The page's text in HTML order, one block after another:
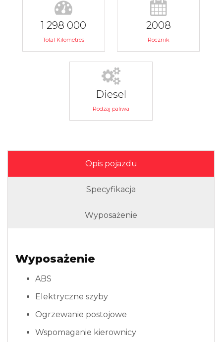
1 298 000
Total Kilometres
2008
Rocznik
Diesel
Rodzaj paliwa
Opis pojazdu
Specyfikacja
Wyposażenie
Wyposażenie
ABS
Elektryczne szyby
Ogrzewanie postojowe
Wspomaganie kierownicy